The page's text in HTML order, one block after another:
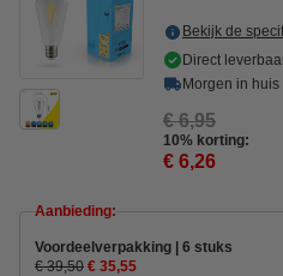
Bekijk de
Direct
Morgen in huis
€ 6,95
10% korting:
€ 6,26
Aanbieding:
Voordeelverpakking | 6 stuks
€ 39,50 € 35,55